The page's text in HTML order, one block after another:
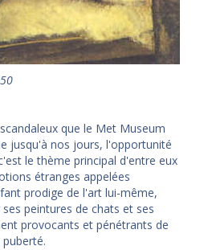
que le Met Museum
jusqu'à nos jours, l'opportunité
le thème principal d'entre eux
étranges appelées
prodige de l'art lui-même,
peintures de chats et ses
provocants et pénétrants de